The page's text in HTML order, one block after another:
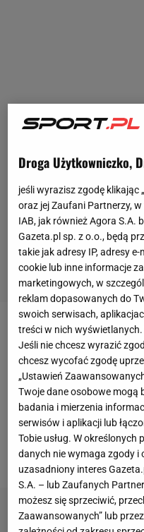
W piątek
28:26, 25:19) z
zapowiadane jako hit
rozczarowało,
porażce zespół
rozgrywkach z 21
Francja).
Droga Użytkowniczko,
jeśli wyrazisz zgodę klikając
oraz jej Zaufani Partnerzy,
IAB, jak również Agora S.A.
Gazeta.pl sp. z o.o., będą
takie jak adresy IP, adresy
cookie lub inne informacje
marketingowych, w
reklam dopasowanych do
swoich serwisach,
treści w nich
Jeśli nie chcesz wyrazić
chcesz wycofać zgodę
„Ustawień
Twoje dane osobowe mogą
badania i mierzenia
serwisów i aplikacji lub
Tobie usług. W
danych nie wymaga zgody i
uzasadniony interes
S.A. – lub Zaufanych
możesz się sprzeciwić,
Zaawansowanych” lub